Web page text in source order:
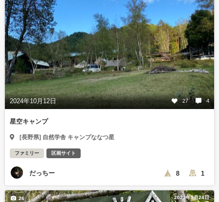
2024年10月12日 27 4
星空キャンプ
[長野県] 自然学舎 キャンプななつ星
ファミリー 区画サイト
だっちー 8 1
2023年9月24日
26